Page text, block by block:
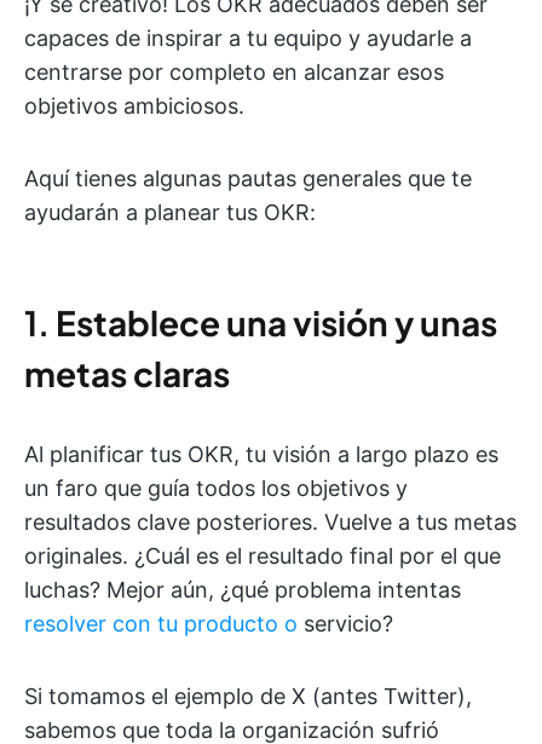
capaces de inspirar a tu equipo y ayudarle a
centrarse por completo en alcanzar esos
objetivos ambiciosos.
Aquí tienes algunas pautas generales que te
ayudarán a planear tus OKR:
1. Establece una visión y unas
metas claras
Al planificar tus OKR, tu visión a largo plazo es
un faro que guía todos los objetivos y
resultados clave posteriores. Vuelve a tus metas
originales. ¿Cuál es el resultado final por el que
luchas? Mejor aún, ¿qué problema intentas
resolver con tu producto o servicio?
Si tomamos el ejemplo de X (antes Twitter),
sabemos que toda la organización sufrió